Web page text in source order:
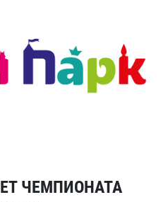
ЧЕМПИОНАТА